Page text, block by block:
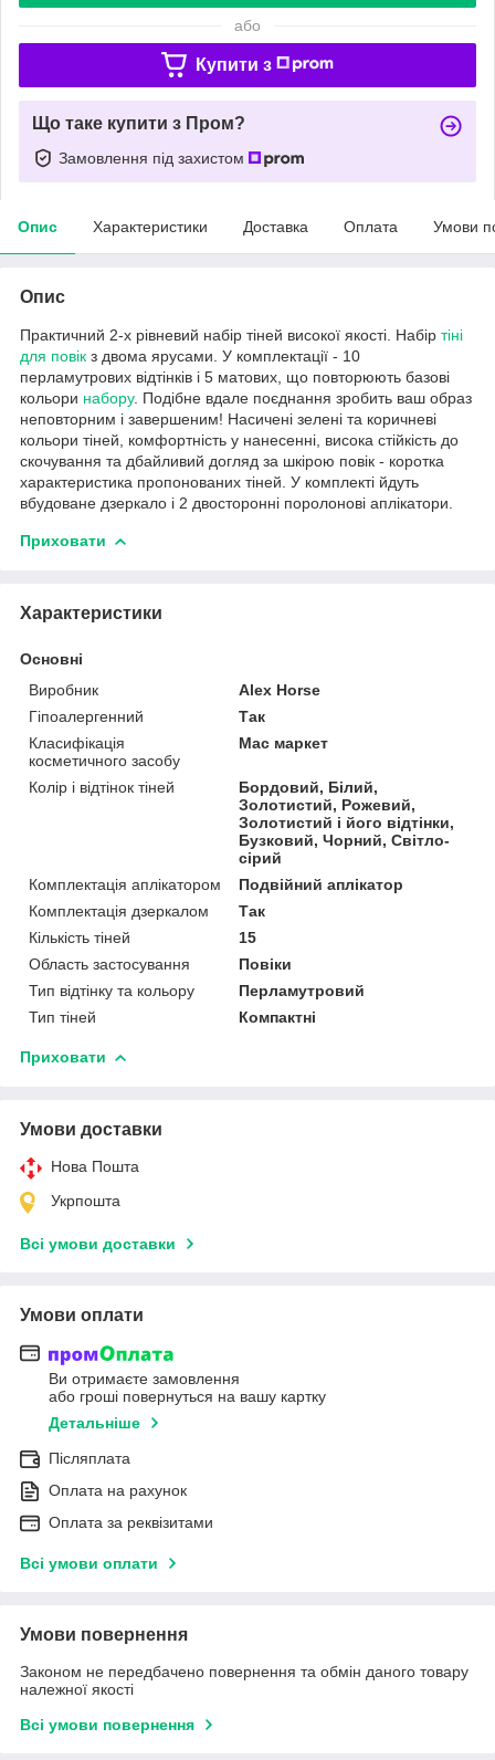
або
Купити з
Що таке купити з Пром?
Замовлення під захистом
Опис Характеристики Доставка Оплата Умови
Опис
Практичний 2-х рівневий набір тіней високої якості. Набір тіні
для повік з двома ярусами. У комплектації - 10
перламутрових відтінків і 5 матових, що повторюють базові
кольори набору. Подібне вдале поєднання зробить ваш образ
неповторним і завершеним! Насичені зелені та коричневі
кольори тіней, комфортність у нанесенні, висока стійкість до
скочування та дбайливий догляд за шкірою повік - коротка
характеристика пропонованих тіней. У комплекті йдуть
вбудоване дзеркало і 2 двосторонні поролонові аплікатори.
Приховати
Характеристики
Основні
Виробник
Alex Horse
Гіпоалергенний
Так
Класифікація
косметичного засобу
Мас маркет
Колір і відтінок тіней
Бордовий, Білий,
Золотистий, Рожевий,
Золотистий і його відтінки,
Бузковий, Чорний, Світло-
сірий
Комплектація аплікатором
Подвійний аплікатор
Комплектація дзеркалом
Так
Кількість тіней
15
Область застосування
Повіки
Тип відтінку та кольору
Перламутровий
Тип тіней
Компактні
Приховати
Умови доставки
Нова Пошта
Укрпошта
Всі умови доставки
Умови оплати
Ви отримаєте замовлення
або гроші повернуться на вашу картку
Детальніше
Післяплата
Оплата на рахунок
Оплата за реквізитами
Всі умови оплати
Умови повернення
Законом не передбачено повернення та обмін даного товару
належної якості
Всі умови повернення